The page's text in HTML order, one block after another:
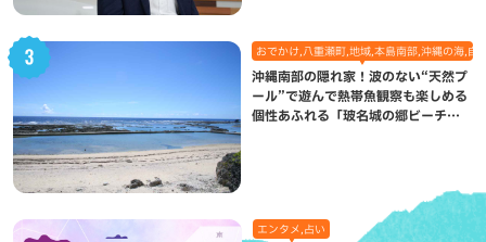
おでかけ,八重瀬町,地域,本島南部,沖縄の海,自
沖縄南部の隠れ家！波のない“天然プ
ール”で遊んで熱帯魚観察も楽しめる
個性あふれる「玻名城の郷ビーチ」
エンタメ,占い